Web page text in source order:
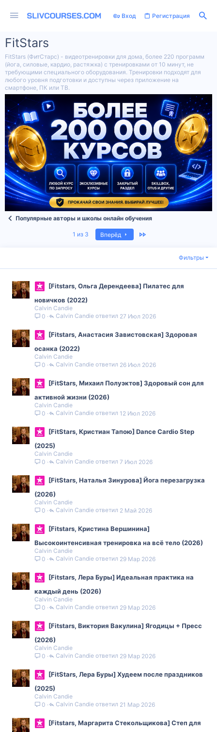
Вход Регистрация
FitStars
FitStars (ФитСтарс) - видеотренировки для дома, более 220 программ
(йога, силовые, кардио, растяжка) с тренировками от 10 минут, не
требующими специального оборудования. Тренировки подходят для
любого уровня подготовки и доступны через приложение на
смартфоне, ПК или ТВ.
Популярные авторы и школы онлайн обучения
1 из 3 Вперёд
Фильтры
[Fitstars, Ольга Дерендеева] Пилатес для
новичков (2022)
Calvin Candie
0
27 Июл 2026
Calvin Candie
[Fitstars, Анастасия Завистовская] Здоровая
осанка (2022)
Calvin Candie
0
26 Июл 2026
Calvin Candie
[FitStars, Михаил Полуэктов] Здоровый сон для
активной жизни (2026)
Calvin Candie
0
12 Июл 2026
Calvin Candie
[FitStars, Кристиан Тапою] Dance Cardio Step
(2025)
Calvin Candie
0
7 Июл 2026
Calvin Candie
[FitStars, Наталья Зинурова] Йога перезагрузка
(2026)
Calvin Candie
0
2 Май 2026
Calvin Candie
[Fitstars, Кристина Вершинина]
Высокоинтенсивная тренировка на всё тело (2026)
Calvin Candie
0
29 Мар 2026
Calvin Candie
[Fitstars, Лера Буры] Идеальная практика на
каждый день (2026)
Calvin Candie
0
29 Мар 2026
Calvin Candie
[Fitstars, Виктория Вакулина] Ягодицы + Пресс
(2026)
Calvin Candie
0
29 Мар 2026
Calvin Candie
[FitStars, Лера Буры] Худеем после праздников
(2025)
Calvin Candie
0
21 Мар 2026
Calvin Candie
[Fitstars, Маргарита Стекольщикова] Степ для